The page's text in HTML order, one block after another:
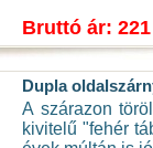
Bruttó ár:
Dupla
A szárazon
kivitelű "fehér